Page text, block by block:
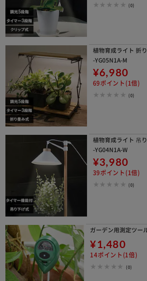
(0)
植物育成ライト 折
-YG05N1A-M
¥6,980
69ポイント(1倍)
(0)
植物育成ライト 吊
-YG04N1A-W
¥3,980
39ポイント(1倍)
(0)
ガーデン用測定ツー
¥1,480
14ポイント(1倍)
(0)